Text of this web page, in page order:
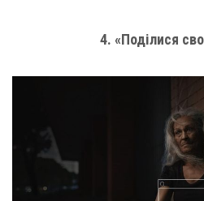
4. «Поділися